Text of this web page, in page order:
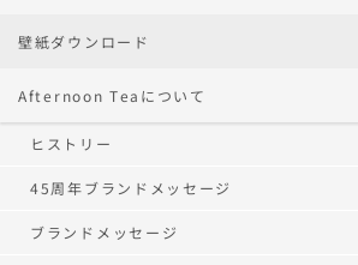
壁紙ダウンロード
Afternoon Teaについて
ヒストリー
45周年ブランドメッセージ
ブランドメッセージ